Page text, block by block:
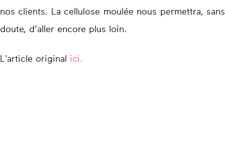
nos clients. La cellulose moulée nous permettra, sans
doute, d’aller encore plus loin.
L'article original ici.